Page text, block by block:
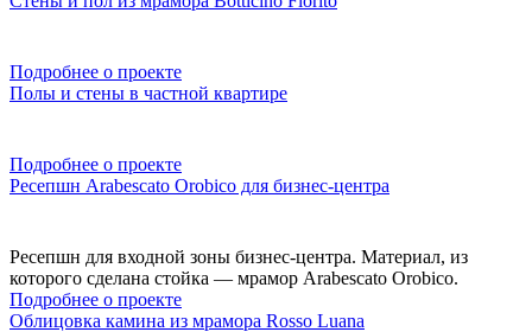
Подробнее о проекте
Полы и стены в частной квартире
Подробнее о проекте
Ресепшн Arabescato Orobico для бизнес-центра
Ресепшн для входной зоны бизнес-центра. Материал, из
которого сделана стойка — мрамор Arabescato Orobico.
Подробнее о проекте
Облицовка камина из мрамора Rosso Luana